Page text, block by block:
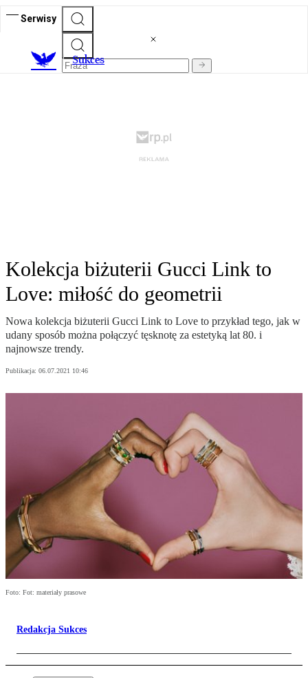
Serwisy
Sukces
Kolekcja biżuterii Gucci Link to
Love: miłość do geometrii
Nowa kolekcja biżuterii Gucci Link to Love to przykład tego, jak w
udany sposób można połączyć tęsknotę za estetyką lat 80. i
najnowsze trendy.
Publikacja: 06.07.2021 10:46
Foto: Fot: materiały prasowe
Redakcja Sukces